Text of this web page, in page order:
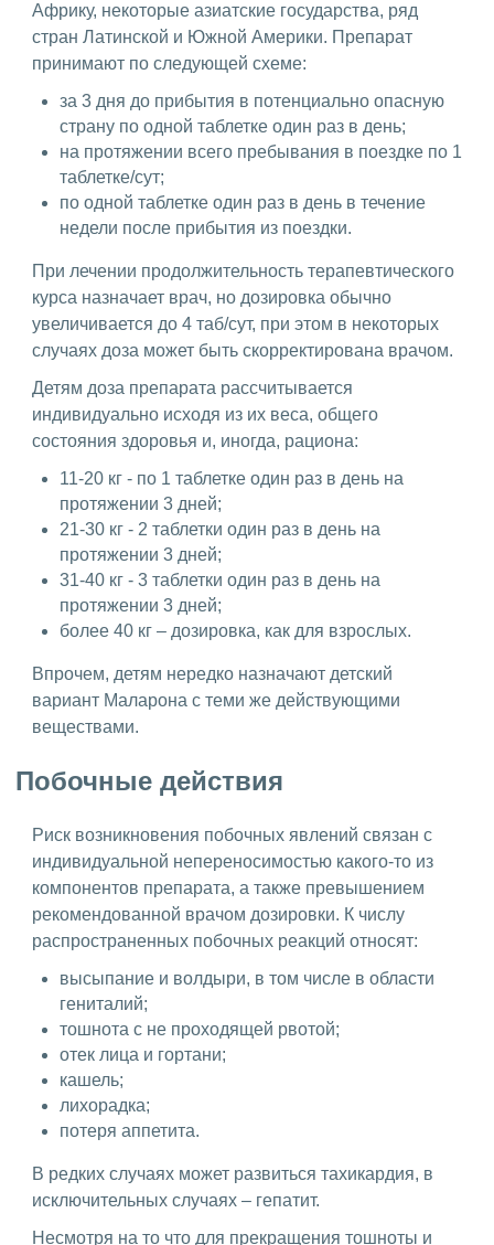
Африку, некоторые азиатские государства, ряд
стран Латинской и Южной Америки. Препарат
принимают по следующей схеме:
за 3 дня до прибытия в потенциально опасную
страну по одной таблетке один раз в день;
на протяжении всего пребывания в поездке по 1
таблетке/сут;
по одной таблетке один раз в день в течение
недели после прибытия из поездки.
При лечении продолжительность терапевтического
курса назначает врач, но дозировка обычно
увеличивается до 4 таб/сут, при этом в некоторых
случаях доза может быть скорректирована врачом.
Детям доза препарата рассчитывается
индивидуально исходя из их веса, общего
состояния здоровья и, иногда, рациона:
11-20 кг - по 1 таблетке один раз в день на
протяжении 3 дней;
21-30 кг - 2 таблетки один раз в день на
протяжении 3 дней;
31-40 кг - 3 таблетки один раз в день на
протяжении 3 дней;
более 40 кг – дозировка, как для взрослых.
Впрочем, детям нередко назначают детский
вариант Маларона с теми же действующими
веществами.
Побочные действия
Риск возникновения побочных явлений связан с
индивидуальной непереносимостью какого-то из
компонентов препарата, а также превышением
рекомендованной врачом дозировки. К числу
распространенных побочных реакций относят:
высыпание и волдыри, в том числе в области
гениталий;
тошнота с не проходящей рвотой;
отек лица и гортани;
кашель;
лихорадка;
потеря аппетита.
В редких случаях может развиться тахикардия, в
исключительных случаях – гепатит.
Несмотря на то что для прекращения тошноты и